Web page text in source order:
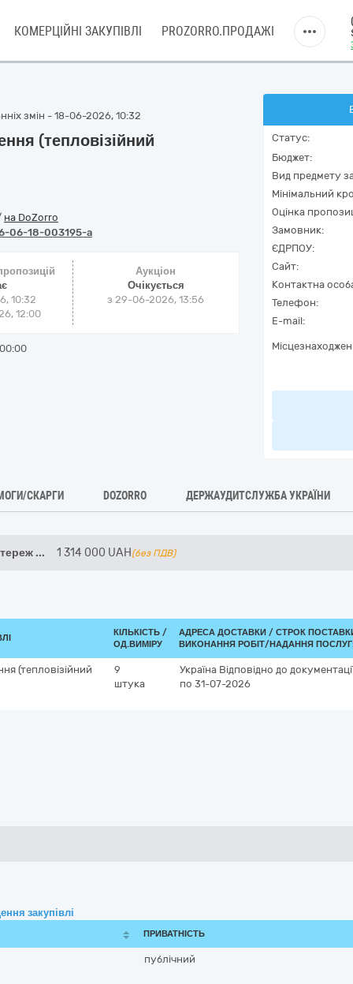
КОМЕРЦІЙНІ ЗАКУПІВЛІ PROZORRO.ПРОДАЖІ
змін - 18-06-2026, 10:32
(тепловізійний
на DoZorro
06-18-003195-a
10:32
12:00
Аукціон
Очікується
з29-06-2026, 13:56
Статус:
Бюджет:
Вид предмету
Мінімальний
Оцінка
Замовник:
ЄДРПОУ:
Сайт:
Контактна
Телефон:
E-mail:
СКАРГИ DOZORRO ДЕРЖАУДИТСЛУЖБА УКРАЇНИ
... 1 314 000 UAH (без ПДВ)
КІЛЬКІСТЬ /
ОД.ВИМІРУ
АДРЕСА ДОСТАВКИ / СТРОК
ВИКОНАННЯ РОБІТ/НАДАННЯ
(тепловізійний
9
штука
Україна Відповідно до
по 31-07-2026
закупівлі
ПРИВАТНІСТЬ
публічний